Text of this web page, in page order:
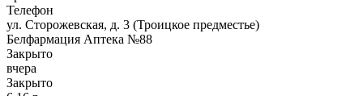
Телефон
ул. Сторожевская, д. 3 (Троицкое предместье)
Белфармация Аптека №88
Закрыто
вчера
Закрыто